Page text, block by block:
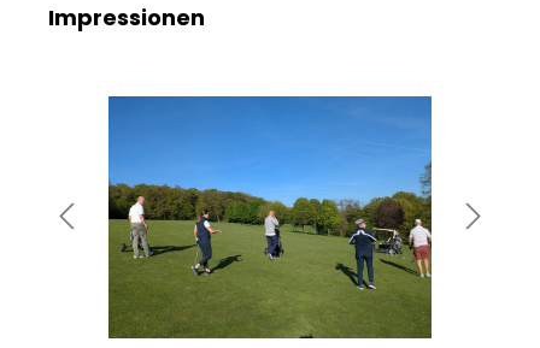
Impressionen